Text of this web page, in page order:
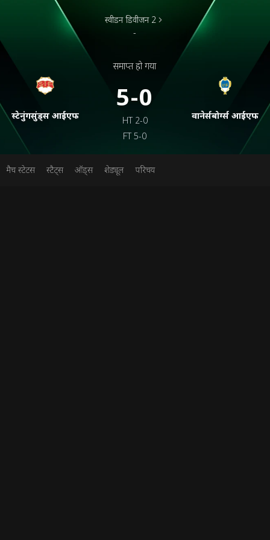
स्टेनुंगसुंड्स आईएफ
स्वीडन डिवीजन 2
-
समाप्त हो गया
5-0
HT 2-0
FT5-0
वानेर्सबोर्ग्स आईएफ
मैच स्टेटस स्टैट्स ऑड्स शेड्यूल परिचय